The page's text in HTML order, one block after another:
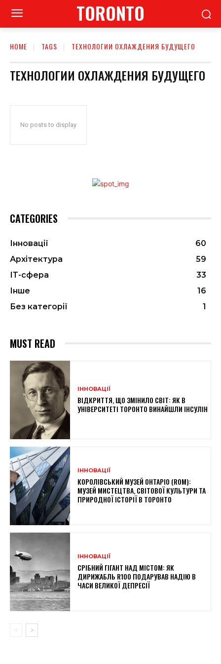
TORONTO
HOME TAGS ТЕХНОЛОГИИ ОХЛАЖДЕНИЯ БУДУЩЕГО
ТЕХНОЛОГИИ ОХЛАЖДЕНИЯ БУДУЩЕГО
No posts to display
CATEGORIES
Інновації
60
Архітектура
59
ІТ-сфера
33
Інше
16
Без категорії
1
MUST READ
ІННОВАЦІЇ
ВІДКРИТТЯ, ЩО ЗМІНИЛО СВІТ: ЯК В
УНІВЕРСИТЕТІ ТОРОНТО ВИНАЙШЛИ ІНСУЛІН
ІННОВАЦІЇ
КОРОЛІВСЬКИЙ МУЗЕЙ ОНТАРІО (ROM):
МУЗЕЙ МИСТЕЦТВА, СВІТОВОЇ КУЛЬТУРИ ТА
ПРИРОДНОЇ ІСТОРІЇ В ТОРОНТО
ІННОВАЦІЇ
СРІБНИЙ ГІГАНТ НАД МІСТОМ: ЯК
ДИРИЖАБЛЬ R100 ПОДАРУВАВ НАДІЮ В
ЧАСИ ВЕЛИКОЇ ДЕПРЕСІЇ